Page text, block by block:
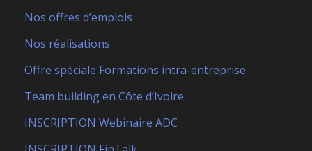
Nos offres d’emplois
Nos réalisations
Offre spéciale Formations intra-entreprise
Team building en Côte d’Ivoire
INSCRIPTION Webinaire ADC